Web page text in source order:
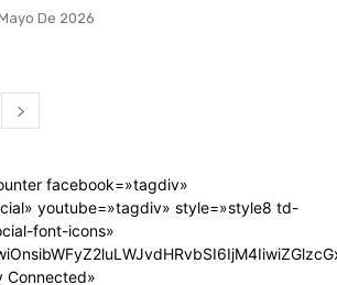
De 2026
facebook=»tagdiv»
youtube=»tagdiv» style=»style8 td-
font-icons»
Connected»